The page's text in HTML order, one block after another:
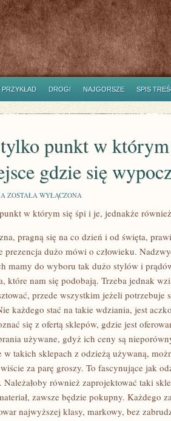
PRZYKŁAD DROGI NAJGORSZE SPIS
punkt w
gdzie się
DOM
NIE
W
KTÓRYM
SIĘ
ŚPI
I
JE,
ALE
MIEJSCE
GDZIE
WYPOCZYWA
ZOSTAŁA WYŁĄCZONA
w którym się śpi i je, jednakże
pragną się na co dzień i od święta,
prezencja dużo mówi o człowieku.
mamy do wyboru tak dużo stylów i
które nam się podobają. Trzeba jednak
przede wszystkim jeżeli potrzebuje
każdego stać na takie wdziania, jest
się z ofertą sklepów, gdzie jest
używane, gdyż ich ceny są
takich sklepach z odzieżą używaną,
za parę groszy. To fascynujące jak
Należałoby również zaprojektować taki
zawsze będzie pokupny. Każdego
najwyższej klasy, markowy, bez